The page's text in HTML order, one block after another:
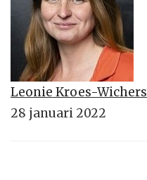
Leonie Kroes-Wichers
28 januari 2022